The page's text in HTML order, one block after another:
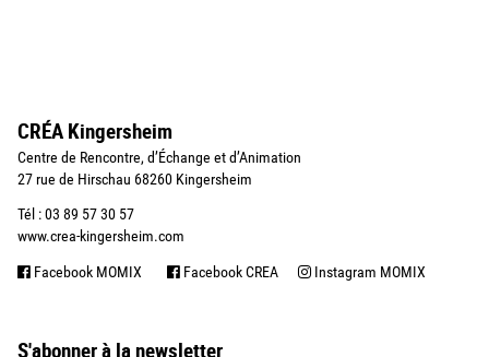
CRÉA Kingersheim
Centre de Rencontre, d’Échange et d’Animation
27 rue de Hirschau 68260 Kingersheim
Tél : 03 89 57 30 57
www.crea-kingersheim.com
Facebook MOMIX Facebook CREA Instagram MOMIX
S'abonner à la newsletter